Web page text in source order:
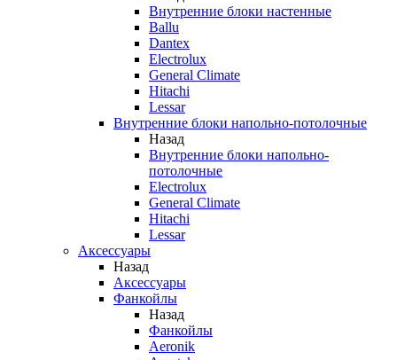
Внутренние блоки настенные
Ballu
Dantex
Electrolux
General Climate
Hitachi
Lessar
Внутренние блоки напольно-потолочные
Назад
Внутренние блоки напольно-
потолочные
Electrolux
General Climate
Hitachi
Lessar
Аксессуары
Назад
Аксессуары
Фанкойлы
Назад
Фанкойлы
Aeronik